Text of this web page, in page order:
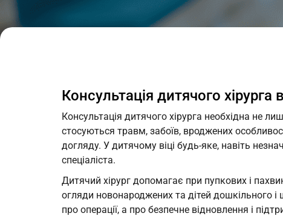
Консультація дитячого хірурга
Консультація дитячого хірурга необхідна не
стосуються травм, забоїв, вроджених
догляду. У дитячому віці будь-яке, навіть
спеціаліста.
Дитячий хірург допомагає при пупкових і
огляди новонароджених та дітей дошкільного
про операції, а про безпечне відновлення і